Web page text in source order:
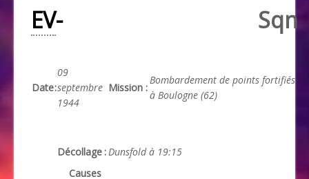
EV-
Sqn
Date:
09
septembre
1944
Mission :
Bombardement de points fortifiés
à Boulogne (62)
Décollage :Dunsfold à 19:15
Causes